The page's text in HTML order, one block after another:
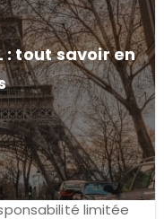
: tout savoir en
limitée